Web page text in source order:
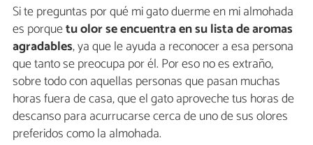
Si te preguntas por qué mi gato duerme en mi almohada
es porquetu olor se encuentra en su lista de aromas
agradables, ya que le ayuda a reconocer a esa persona
que tanto se preocupa por él. Por eso no es extraño,
sobre todo con aquellas personas que pasan muchas
horas fuera de casa, que el gato aproveche tus horas de
descanso para acurrucarse cerca de uno de sus olores
preferidos como la almohada.